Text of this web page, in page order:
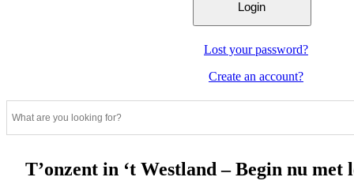
Lost your password?
Create an account?
T’onzent in ‘t Westland – Begin nu met